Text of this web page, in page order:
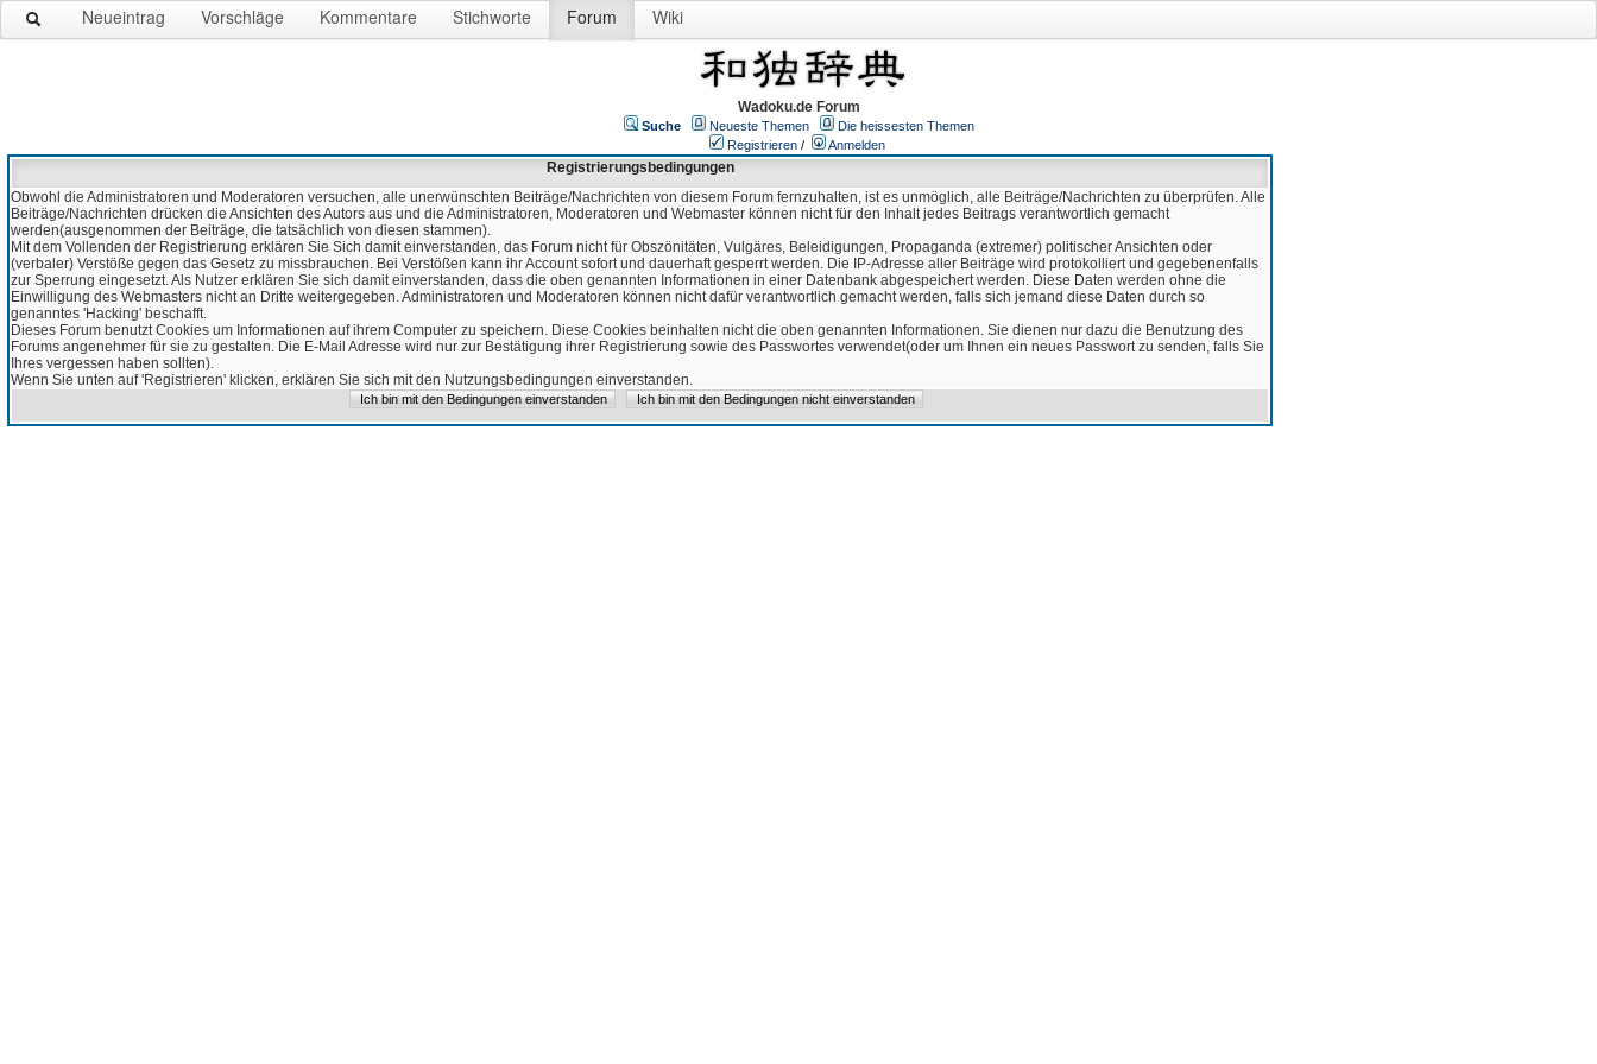
Neueintrag Vorschläge Kommentare Stichworte Forum Wiki
Wadoku.de Forum
Suche Neueste Themen
Die heissesten Themen
Registrieren / Anmelden
Registrierungsbedingungen
Obwohl die Administratoren und Moderatoren versuchen, alle unerwünschten Beiträge/Nachrichten von diesem Forum fernzuhalten, ist es unmöglich, alle Beiträge/Nachrichten zu überprüfen. Alle
Beiträge/Nachrichten drücken die Ansichten des Autors aus und die Administratoren, Moderatoren und Webmaster können nicht für den Inhalt jedes Beitrags verantwortlich gemacht
werden(ausgenommen der Beiträge, die tatsächlich von diesen stammen).
Mit dem Vollenden der Registrierung erklären Sie Sich damit einverstanden, das Forum nicht für Obszönitäten, Vulgäres, Beleidigungen, Propaganda (extremer) politischer Ansichten oder
(verbaler) Verstöße gegen das Gesetz zu missbrauchen. Bei Verstößen kann ihr Account sofort und dauerhaft gesperrt werden. Die IP-Adresse aller Beiträge wird protokolliert und gegebenenfalls
zur Sperrung eingesetzt. Als Nutzer erklären Sie sich damit einverstanden, dass die oben genannten Informationen in einer Datenbank abgespeichert werden. Diese Daten werden ohne die
Einwilligung des Webmasters nicht an Dritte weitergegeben. Administratoren und Moderatoren können nicht dafür verantwortlich gemacht werden, falls sich jemand diese Daten durch so
genanntes 'Hacking' beschafft.
Dieses Forum benutzt Cookies um Informationen auf ihrem Computer zu speichern. Diese Cookies beinhalten nicht die oben genannten Informationen. Sie dienen nur dazu die Benutzung des
Forums angenehmer für sie zu gestalten. Die E-Mail Adresse wird nur zur Bestätigung ihrer Registrierung sowie des Passwortes verwendet(oder um Ihnen ein neues Passwort zu senden, falls Sie
Ihres vergessen haben sollten).
Wenn Sie unten auf 'Registrieren' klicken, erklären Sie sich mit den Nutzungsbedingungen einverstanden.